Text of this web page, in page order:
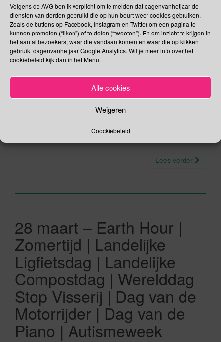
Volgens de AVG ben ik verplicht om te melden dat dagenvanhetjaar de
diensten van derden gebruikt die op hun beurt weer cookies gebruiken.
Zoals de buttons op Facebook, Instagram en Twitter om een pagina te
kunnen promoten (“liken”) of te delen (“tweeten”). En om inzicht te krijgen in
het aantal bezoekers, waar die vandaan komen en waar die op klikken
gebruikt dagenvanhetjaar Google Analytics. Wil je meer info over het
cookiebeleid kijk dan in het Menu.
Alle cookies
Weigeren
Coockiebeleid
van het Commissariaat |
Girlsday 2020
02/04/2020 Gina Makken April
Mannelijke Escort Dag Mocht je denken dat deze dag een
verlate 1 april grap is die heeft het mis. In 2018 vond het
de Mannelijke Escort Dag. Als reden geeft men op dat de
Lees verder
28 maart – Earth Hour |
Zomertijd | Landelijke
Ligfietsdag | Landelijke
Compostdag | Werelddag
Stop Visserij | Dag van de
Motorrijder | Dag van de
Piano | Autismeweek